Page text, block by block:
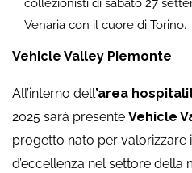
collezionisti di sabato 27
Venaria con il cuore di Torino.
Vehicle Valley Piemonte
All’interno dell’area
2025 sarà presente Vehicle
progetto nato per valorizzare
d’eccellenza nel settore della